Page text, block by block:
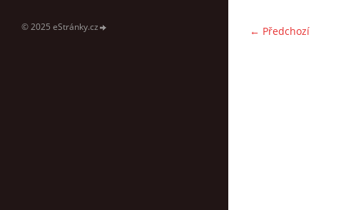
© 2025 eStránky.cz ← Předchozí